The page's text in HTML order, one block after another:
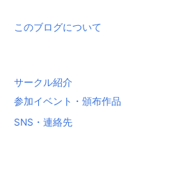
象
このブログについて
サークル紹介
参加イベント・頒布作品
SNS・連絡先